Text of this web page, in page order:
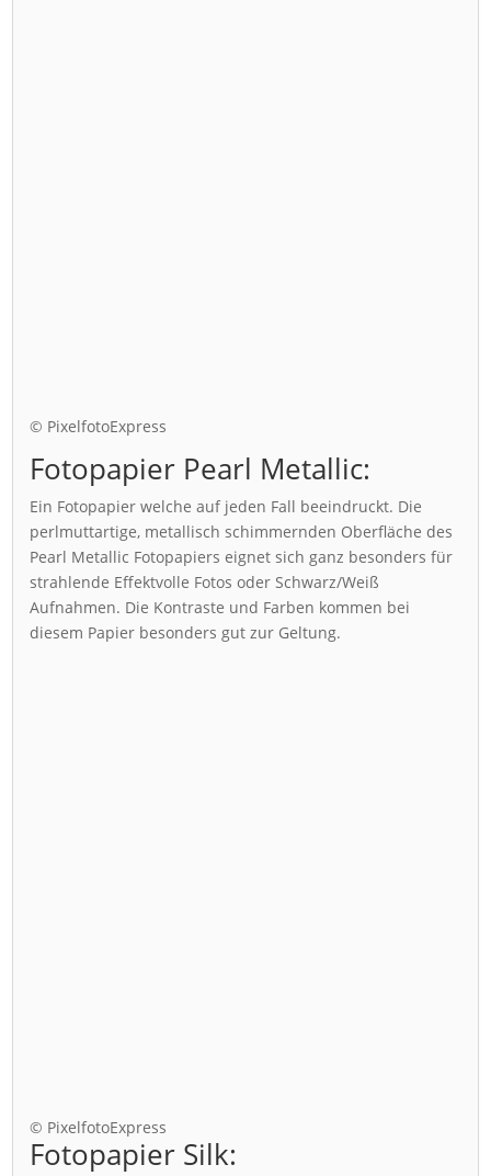
© PixelfotoExpress
Fotopapier Pearl Metallic:
Ein Fotopapier welche auf jeden Fall beeindruckt. Die
perlmuttartige, metallisch schimmernden Oberfläche des
Pearl Metallic Fotopapiers eignet sich ganz besonders für
strahlende Effektvolle Fotos oder Schwarz/Weiß
Aufnahmen. Die Kontraste und Farben kommen bei
diesem Papier besonders gut zur Geltung.
© PixelfotoExpress
Fotopapier Silk: